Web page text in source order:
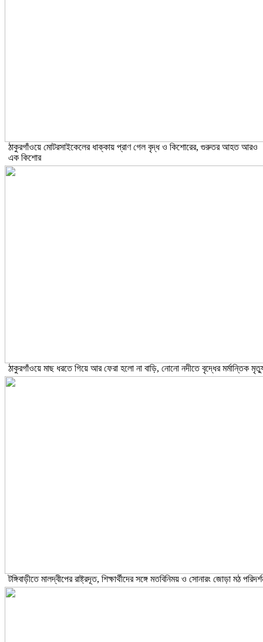
ঠাকুরগাঁওয়ে মোটরসাইকেলের ধাক্কায় প্রাণ গেল বৃদ্ধ ও কিশোরের, গুরুতর আহত আরও
এক কিশোর
ঠাকুরগাঁওয়ে মাছ ধরতে গিয়ে আর ফেরা হলো না বাড়ি, নোনো নদীতে বৃদ্ধের মর্মান্তিক
টঙ্গিবাড়ীতে মালদ্বীপের রাষ্ট্রদূত, শিক্ষার্থীদের সঙ্গে মতবিনিময় ও সোনারং জোড়া মঠ